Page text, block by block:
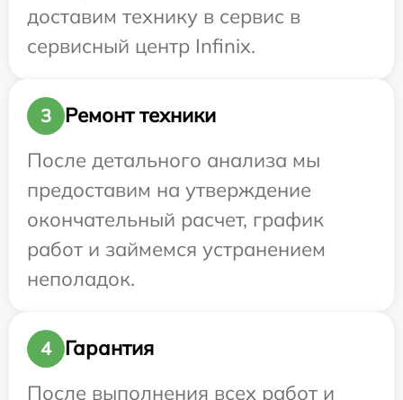
доставим технику в сервис в
сервисный центр Infinix.
3
Ремонт техники
После детального анализа мы
предоставим на утверждение
окончательный расчет, график
работ и займемся устранением
неполадок.
4
Гарантия
После выполнения всех работ и